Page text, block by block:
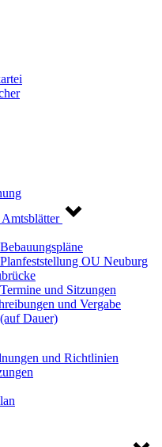
OU Neuburg
und Sitzungen
und Vergabe
Dauer)
und Richtlinien